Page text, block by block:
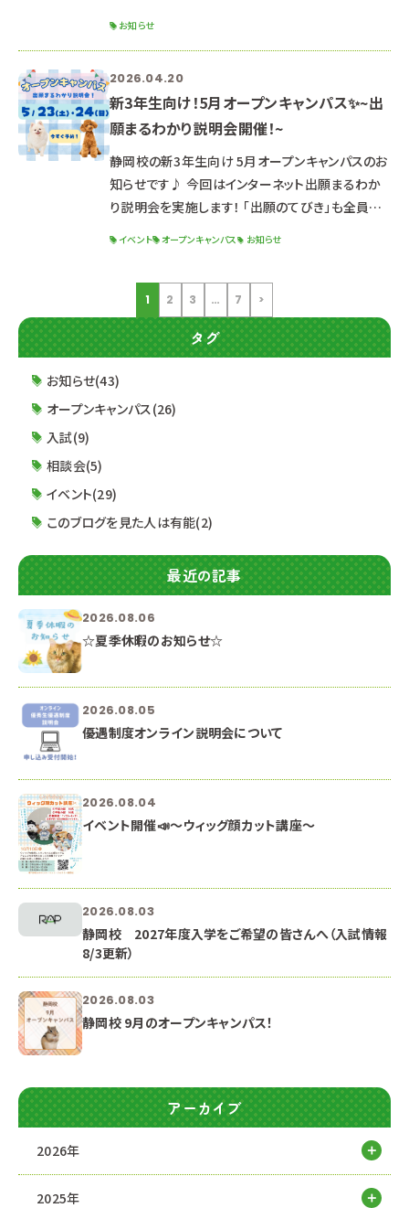
↓↓ 紹介記事はこちらをクリック ↓↓ テレビ静岡
さまWEBサイト
お知らせ
2026.04.20
新3年生向け！5月オープンキャンパス✨~出
願まるわかり説明会開催！~
静岡校の新3年生向け 5月オープンキャンパスのお
知らせです♪ 今回はインターネット出願まるわか
り説明会を実施します！ 「出願のてびき」も全員に
ページ、公式LINE、またはお電話でも可能✨
୨୧┈┈┈┈┈┈┈┈┈┈┈┈┈┈┈┈┈┈┈┈
┈┈┈┈┈┈┈┈┈┈┈┈┈┈┈┈┈୨୧ 2026
イベント オープンキャンパス お知らせ
1 2 3 … 7 >
タグ
お知らせ(43)
オープンキャンパス(26)
入試(9)
相談会(5)
イベント(29)
このブログを見た人は有能(2)
最近の記事
2026.08.06
☆夏季休暇のお知らせ☆
2026.08.05
優遇制度オンライン説明会について
2026.08.04
イベント開催📣～ウィッグ顔カット講座～
2026.08.03
静岡校 2027年度入学をご希望の皆さんへ（入試情報
8/3更新）
2026.08.03
静岡校 9月のオープンキャンパス！
アーカイブ
2026年
2025年